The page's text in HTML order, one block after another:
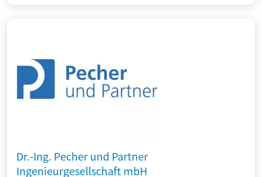
Dr.-Ing. Pecher und Partner
Ingenieurgesellschaft mbH